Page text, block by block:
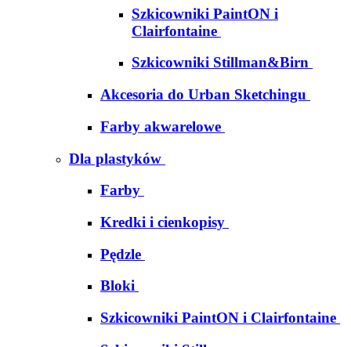
Szkicowniki PaintON i
Clairfontaine
Szkicowniki Stillman&Birn
Akcesoria do Urban Sketchingu
Farby akwarelowe
Dla plastyków
Farby
Kredki i cienkopisy
Pędzle
Bloki
Szkicowniki PaintON i Clairfontaine